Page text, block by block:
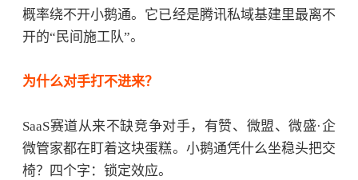
概率绕不开小鹅通。它已经是腾讯私域基建里最离不
开的“民间施工队”。
为什么对手打不进来？
SaaS赛道从来不缺竞争对手， 有赞、微盟、微盛·企
微管家都在盯着这块蛋糕。小鹅通凭什么坐稳头把交
椅？四个字：锁定效应。